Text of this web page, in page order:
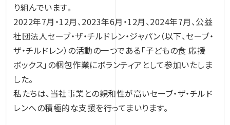
り組んでいます。
2022年7月・12月、2023年6月・12月、2024年7月、公益
社団法人セーブ・ザ・チルドレン・ジャパン（以下、セーブ・
ザ・チルドレン）の活動の一つである「子どもの食 応援
ボックス」の梱包作業にボランティアとして参加いたしま
した。
私たちは、当社事業との親和性が高いセーブ・ザ・チルド
レンへの積極的な支援を行ってまいります。